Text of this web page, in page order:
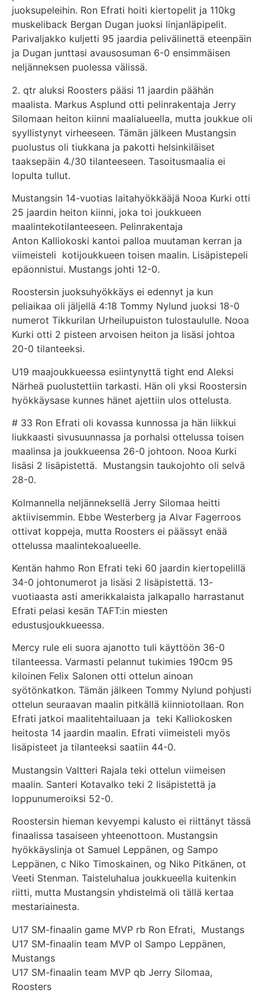
juoksupeleihin. Ron Efrati hoiti kiertopelit ja 110kg
muskeliback Bergan Dugan juoksi linjanläpipelit.
Parivaljakko kuljetti 95 jaardia pelivälinettä eteenpäin
ja Dugan junttasi avausosuman 6-0 ensimmäisen
neljänneksen puolessa välissä.
2. qtr aluksi Roosters pääsi 11 jaardin päähän
maalista. Markus Asplund otti pelinrakentaja Jerry
Silomaan heiton kiinni maalialueella, mutta joukkue oli
syyllistynyt virheeseen. Tämän jälkeen Mustangsin
puolustus oli tiukkana ja pakotti helsinkiläiset
taaksepäin 4./30 tilanteeseen. Tasoitusmaalia ei
lopulta tullut.
Mustangsin 14-vuotias laitahyökkääjä Nooa Kurki otti
25 jaardin heiton kiinni, joka toi joukkueen
maalintekotilanteeseen. Pelinrakentaja
Anton Kalliokoski kantoi palloa muutaman kerran ja
viimeisteli kotijoukkueen toisen maalin. Lisäpistepeli
epäonnistui. Mustangs johti 12-0.
Roostersin juoksuhyökkäys ei edennyt ja kun
peliaikaa oli jäljellä 4:18 Tommy Nylund juoksi 18-0
numerot Tikkurilan Urheilupuiston tulostaululle. Nooa
Kurki otti 2 pisteen arvoisen heiton ja lisäsi johtoa
20-0 tilanteeksi.
U19 maajoukkueessa esiintynyttä tight end Aleksi
Närheä puolustettiin tarkasti. Hän oli yksi Roostersin
hyökkäysase kunnes hänet ajettiin ulos ottelusta.
# 33 Ron Efrati oli kovassa kunnossa ja hän liikkui
liukkaasti sivusuunnassa ja porhalsi ottelussa toisen
maalinsa ja joukkueensa 26-0 johtoon. Nooa Kurki
lisäsi 2 lisäpistettä. Mustangsin taukojohto oli selvä
28-0.
Kolmannella neljänneksellä Jerry Silomaa heitti
aktiivisemmin. Ebbe Westerberg ja Alvar Fagerroos
ottivat koppeja, mutta Roosters ei päässyt enää
ottelussa maalintekoalueelle.
Kentän hahmo Ron Efrati teki 60 jaardin kiertopelillä
34-0 johtonumerot ja lisäsi 2 lisäpistettä. 13-
vuotiaasta asti amerikkalaista jalkapallo harrastanut
Efrati pelasi kesän TAFT:in miesten
edustusjoukkueessa.
Mercy rule eli suora ajanotto tuli käyttöön 36-0
tilanteessa. Varmasti pelannut tukimies 190cm 95
kiloinen Felix Salonen otti ottelun ainoan
syötönkatkon. Tämän jälkeen Tommy Nylund pohjusti
ottelun seuraavan maalin pitkällä kiinniotollaan. Ron
Efrati jatkoi maalitehtailuaan ja teki Kalliokosken
heitosta 14 jaardin maalin. Efrati viimeisteli myös
lisäpisteet ja tilanteeksi saatiin 44-0.
Mustangsin Valtteri Rajala teki ottelun viimeisen
maalin. Santeri Kotavalko teki 2 lisäpistettä ja
loppunumeroiksi 52-0.
Roostersin hieman kevyempi kalusto ei riittänyt tässä
finaalissa tasaiseen yhteenottoon. Mustangsin
hyökkäyslinja ot Samuel Leppänen, og Sampo
Leppänen, c Niko Timoskainen, og Niko Pitkänen, ot
Veeti Stenman. Taisteluhalua joukkueella kuitenkin
riitti, mutta Mustangsin yhdistelmä oli tällä kertaa
mestariainesta.
U17 SM-finaalin game MVP rb Ron Efrati, Mustangs
U17 SM-finaalin team MVP ol Sampo Leppänen,
Mustangs
U17 SM-finaalin team MVP qb Jerry Silomaa,
Roosters